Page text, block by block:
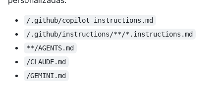
/.github/copilot-instructions.md
/.github/instructions/**/*.instructions.md
**/AGENTS.md
/CLAUDE.md
/GEMINI.md